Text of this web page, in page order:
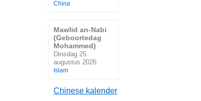
China
Mawlid an-Nabi
(Geboortedag
Mohammed)
Dinsdag 25
augustus 2026
Islam
Chinese kalender